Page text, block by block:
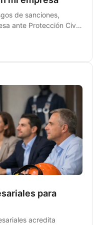
de sanciones,
ante Protección Civil
para
acredita